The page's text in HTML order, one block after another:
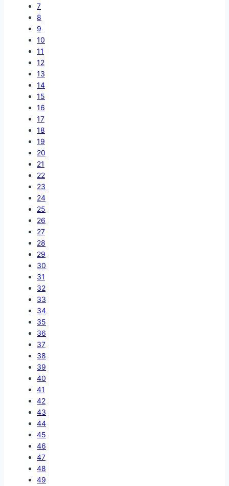
7
8
9
10
11
12
13
14
15
16
17
18
19
20
21
22
23
24
25
26
27
28
29
30
31
32
33
34
35
36
37
38
39
40
41
42
43
44
45
46
47
48
49